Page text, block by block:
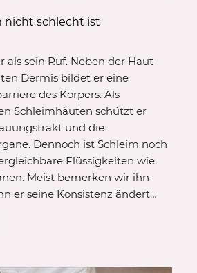
nicht schlecht ist
als sein Ruf. Neben der Haut
Dermis bildet er eine
des Körpers. Als
Schleimhäuten schützt er
und die
Dennoch ist Schleim noch
Flüssigkeiten wie
Meist bemerken wir ihn
er seine Konsistenz ändert…